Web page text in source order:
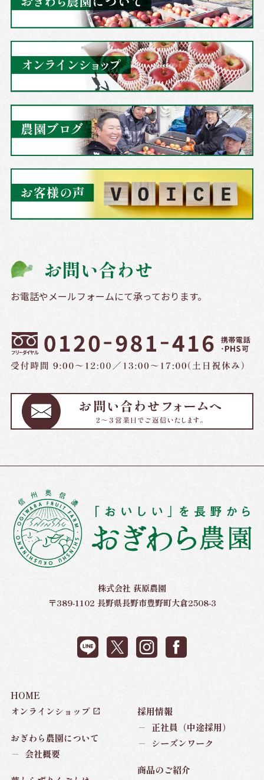
お問い合わせ
お電話やメールフォームにて承っております。
株式会社 荻原農園
〒389-1102 長野県長野市豊野町大倉2508-3
HOME
オンラインショップ
おぎわら農園について
－ 会社概要
採用情報
－ 正社員（中途採用）
－
シーズンワーク
商品のご紹介